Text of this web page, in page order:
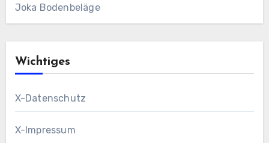
Joka Bodenbeläge
Wichtiges
X-Datenschutz
X-Impressum